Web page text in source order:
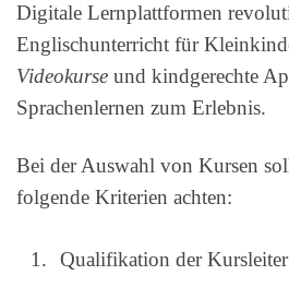
Digitale Lernplattformen
Englischunterricht für
Videokurse und kindgerechte
Sprachenlernen zum Erlebnis.
Bei der Auswahl von Kursen
folgende Kriterien achten:
Qualifikation der Kursleiter